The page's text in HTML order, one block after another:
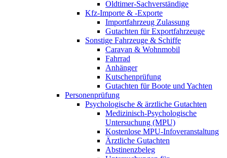
Oldtimer-Sachverständige
Kfz-Importe & -Exporte
Importfahrzeug Zulassung
Gutachten für Exportfahrzeuge
Sonstige Fahrzeuge & Schiffe
Caravan & Wohnmobil
Fahrrad
Anhänger
Kutschenprüfung
Gutachten für Boote und Yachten
Personenprüfung
Psychologische & ärztliche Gutachten
Medizinisch-Psychologische
Untersuchung (MPU)
Kostenlose MPU-Infoveranstaltung
Ärztliche Gutachten
Abstinenzbeleg